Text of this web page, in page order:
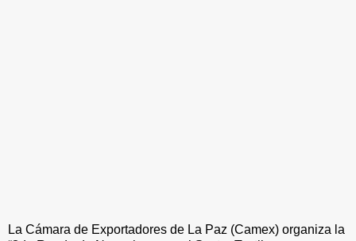
La Cámara de Exportadores de La Paz (Camex) organiza la